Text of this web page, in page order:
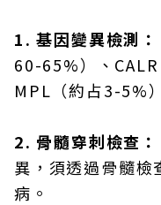
1. 基因變異檢測：
60-65%）、
MPL（約占3-5%
2. 骨髓穿刺檢查：
異，須透過骨髓檢
病。